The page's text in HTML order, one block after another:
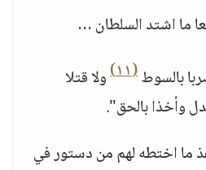
ما اشتد السلطان …
بالسوط(١١)
ولا قتلا
وأخذا بالحق".
ما اختطه لهم من دستور في